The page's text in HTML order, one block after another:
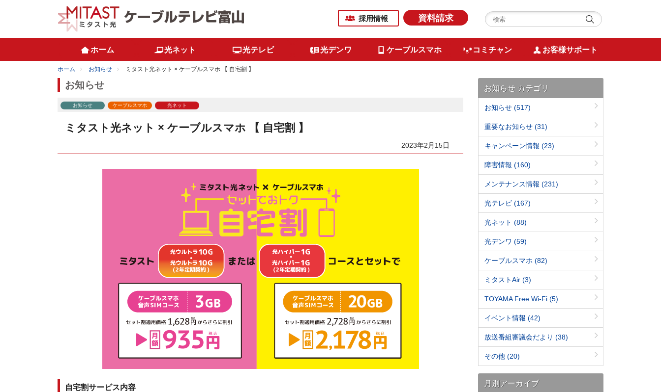
採用情報 資料請求
ホーム 光ネット 光テレビ 光デンワ ケーブルスマホ コミチャン お客様サポート
ホーム お知らせ ミタスト光ネット × ケーブルスマホ 【 自宅割 】
お知らせ
お知らせ ケーブルスマホ 光ネット
ミタスト光ネット × ケーブルスマホ 【 自宅割 】
2023年2月15日
自宅割サービス内容
お知らせ カテゴリ
お知らせ (517)
重要なお知らせ (31)
キャンペーン情報 (23)
障害情報 (160)
メンテナンス情報 (231)
光テレビ (167)
光ネット (88)
光デンワ (59)
ケーブルスマホ (82)
ミタストAir (3)
TOYAMA Free Wi-Fi (5)
イベント情報 (42)
放送番組審議会だより (38)
その他 (20)
月別アーカイブ